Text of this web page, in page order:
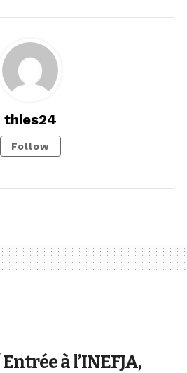
thies24
Follow
à l’INEFJA,